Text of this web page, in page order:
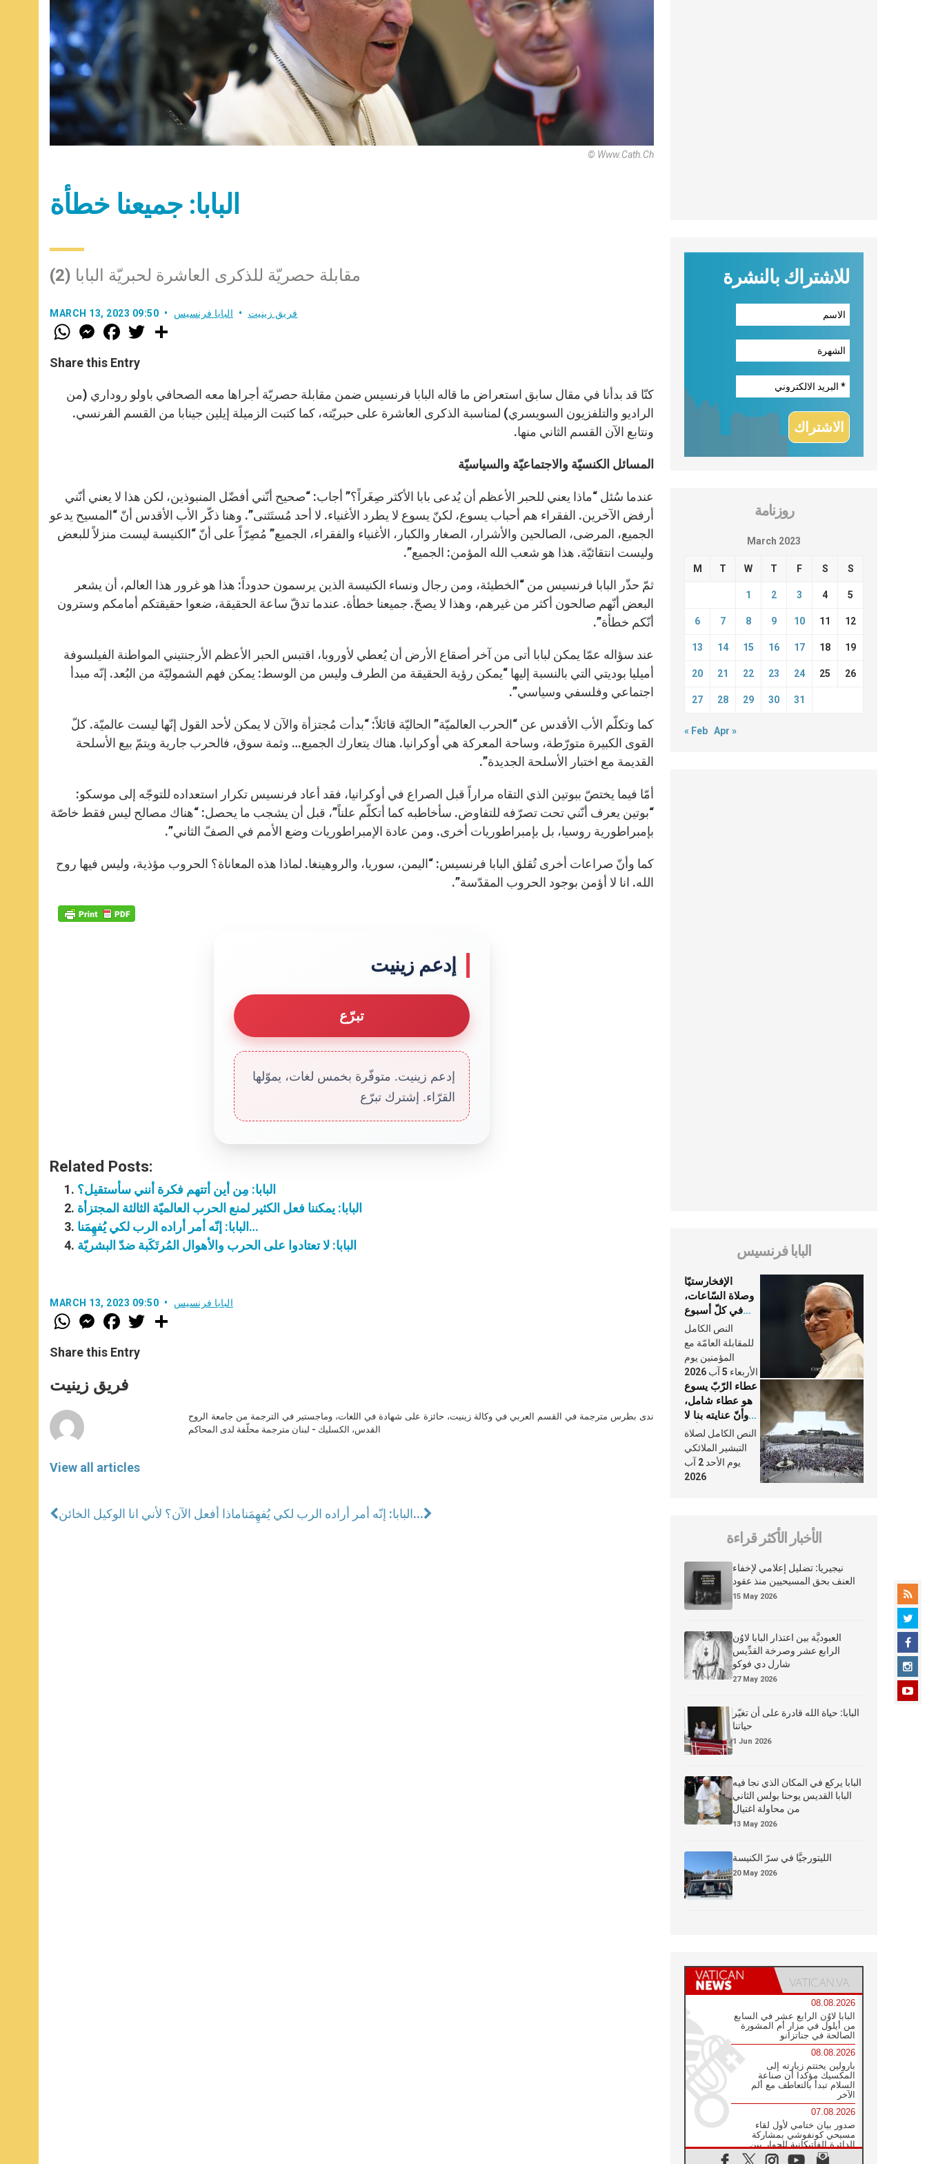
© Www.Cath.Ch
البابا: جميعنا خطأة
مقابلة حصريّة للذكرى العاشرة لحبريّة البابا (2)
MARCH 13, 2023 09:50 فريق زينيت البابا فرنسيس
W
h
t
s
p
p
M
e
s
e
g
e
r
F
a
e
b
o
k
w
r
Share this Entry
كنّا قد بدأنا في مقال سابق استعراض ما قاله البابا فرنسيس ضمن مقابلة حصريّة أجراها معه الصحافي باولو روداري (من
الراديو والتلفزيون السويسري) لمناسبة الذكرى العاشرة على حبريّته، كما كتبت الزميلة إيلين جينابا من القسم الفرنسي.
ونتابع الآن القسم الثاني منها.
المسائل الكنسيّة والاجتماعيّة والسياسيّة
عندما سُئل “ماذا يعني للحبر الأعظم أن يُدعى بابا الأكثر صِغَراً؟” أجاب: “صحيح أنّني أفضّل المنبوذين، لكن هذا لا يعني أنّني
أرفض الآخرين. الفقراء هم أحباب يسوع، لكنّ يسوع لا يطرد الأغنياء. لا أحد مُستَثنى”. وهنا ذكّر الأب الأقدس أنّ “المسيح يدعو
الجميع، المرضى، الصالحين والأشرار، الصغار والكبار، الأغنياء والفقراء، الجميع” مُصِرّاً على أنّ “الكنيسة ليست منزلاً للبعض
وليست انتقائيّة. هذا هو شعب الله المؤمن: الجميع”.
ثمّ حذّر البابا فرنسيس من “الخطيئة، ومن رجال ونساء الكنيسة الذين يرسمون حدوداً: هذا هو غرور هذا العالم، أن يشعر
البعض أنّهم صالحون أكثر من غيرهم، وهذا لا يصحّ. جميعنا خطأة. عندما تدقّ ساعة الحقيقة، ضعوا حقيقتكم أمامكم وسترون
أنّكم خطأة”.
عند سؤاله عمّا يمكن لبابا أتى من آخر أصقاع الأرض أن يُعطي لأوروبا، اقتبس الحبر الأعظم الأرجنتيني المواطنة الفيلسوفة
أميليا بوديتي التي بالنسبة إليها “يمكن رؤية الحقيقة من الطرف وليس من الوسط: يمكن فهم الشموليّة من البُعد. إنّه مبدأ
اجتماعي وفلسفي وسياسي”.
كما وتكلّم الأب الأقدس عن “الحرب العالميّة” الحاليّة قائلاً: “بدأت مُجتزأة والآن لا يمكن لأحد القول إنّها ليست عالميّة. كلّ
القوى الكبيرة متورّطة، وساحة المعركة هي أوكرانيا. هناك يتعارك الجميع… وثمة سوق، فالحرب جارية ويتمّ بيع الأسلحة
القديمة مع اختبار الأسلحة الجديدة”.
أمّا فيما يختصّ ببوتين الذي التقاه مراراً قبل الصراع في أوكرانيا، فقد أعاد فرنسيس تكرار استعداده للتوجّه إلى موسكو:
“بوتين يعرف أنّني تحت تصرّفه للتفاوض. سأخاطبه كما أتكلّم علناً”، قبل أن يشجب ما يحصل: “هناك مصالح ليس فقط خاصّة
بإمبراطورية روسيا، بل بإمبراطوريات أخرى. ومن عادة الإمبراطوريات وضع الأمم في الصفّ الثاني”.
كما وأنّ صراعات أخرى تُقلق البابا فرنسيس: “اليمن، سوريا، والروهينغا. لماذا هذه المعاناة؟ الحروب مؤذية، وليس فيها روح
الله. انا لا أؤمن بوجود الحروب المقدّسة”.
إدعم زينيت
تبرّع
إدعم زينيت. متوفّرة بخمس لغات، يموّلها
القرّاء. إشترك تبرّع
Related Posts:
البابا: مِن أين أتتهم فكرة أنني سأستقيل؟
البابا: يمكننا فعل الكثير لمنع الحرب العالميّة الثالثة المجتزأة
البابا: إنّه أمر أراده الرب لكي يُفهِمَنا…
البابا: لا تعتادوا على الحرب والأهوال المُرتَكَبة ضدّ البشريّة
MARCH 13, 2023 09:50 البابا فرنسيس
W
h
t
s
p
p
M
e
s
e
g
e
F
a
e
b
o
k
w
Share this Entry
فريق زينيت
View all articles
ندى بطرس مترجمة في القسم العربي في وكالة زينيت، حائزة على شهادة في اللغات، وماجستير في الترجمة من جامعة الروح
القدس، الكسليك - لبنان مترجمة محلّفة لدى المحاكم
ماذا أفعل الآن؟ لأني انا الوكيل الخائن البابا: إنّه أمر أراده الرب لكي يُفهِمَنا...
للاشتراك بالنشرة
روزنامة
March 2023
M T W T F S S
1 2 3 4 5
6 7 8 9 10 11 12
13 14 15 16 17 18 19
20 21 22 23 24 25 26
27 28 29 30 31
« Feb Apr »
البابا فرنسيس
الإفخارستيّا
وصلاة السّاعات،
في كلّ أسبوع
وكلّ يوم، هما
النَّفَس في حياة
الكنيسة
النص الكامل
للمقابلة العامّة مع
المؤمنين يوم
الأربعاء 5 آب 2026
عطاء الرّبّ يسوع
هو عطاء شامل،
وأنّ عنايته بنا لا
تغيب عنّا أبدًا
النص الكامل لصلاة
التبشير الملائكي
يوم الأحد 2 آب
2026
الأخبار الأكثر قراءة
نيجيريا: تضليل إعلامي لإخفاء
العنف بحق المسيحيين منذ عقود
15 May 2026
العبوديَّة بين اعتذار البابا لاوُن
الرابع عشر وصرخة القدِّيس
شارل دي فوكو
27 May 2026
البابا: حياة الله قادرة على أن تغيّر
حياتنا
1 Jun 2026
البابا يركع في المكان الذي نجا فيه
البابا القديس يوحنا بولس الثاني
من محاولة اغتيال
13 May 2026
الليتورجيَّا في سرّ الكنيسة
20 May 2026
08.08.2026
البابا لاوُن الرابع عشر في السابع
من أيلول في مزار أم المشورة
الصالحة في جناتزانو
08.08.2026
بارولين يختتم زيارته إلى
المكسيك مؤكدا أن صناعة
السلام تبدأ بالتعاطف مع ألم
الآخر
07.08.2026
صدور بيان ختامي لأول لقاء
مسيحي كونفوشي بمشاركة
الدائرة الفاتيكانية للحوار بين